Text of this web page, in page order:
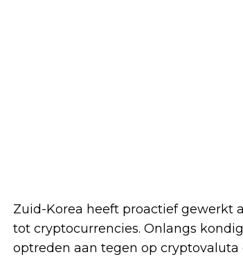
Zuid-Korea heeft proactief gewerkt
tot cryptocurrencies. Onlangs
optreden aan tegen op